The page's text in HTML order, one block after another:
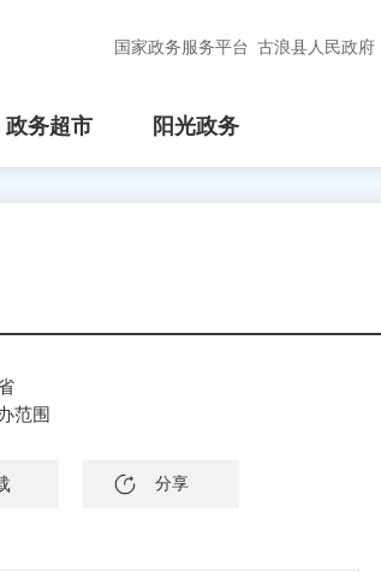
国家政务服务平台 古浪县人民政府
政务超市 阳光政务
范围
分享